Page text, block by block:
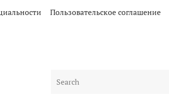
Пользовательское соглашение